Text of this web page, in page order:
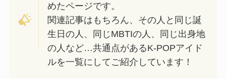
めたページです。
関連記事はもちろん、その人と同じ誕
生日の人、同じMBTIの人、同じ出身地
の人など…共通点があるK-POPアイド
ルを一覧にしてご紹介しています！